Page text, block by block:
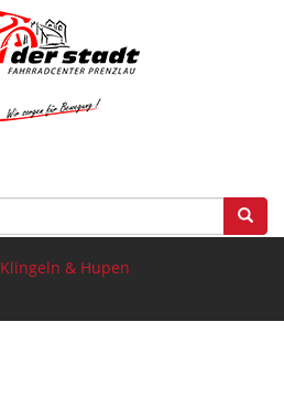
Klingeln & Hupen